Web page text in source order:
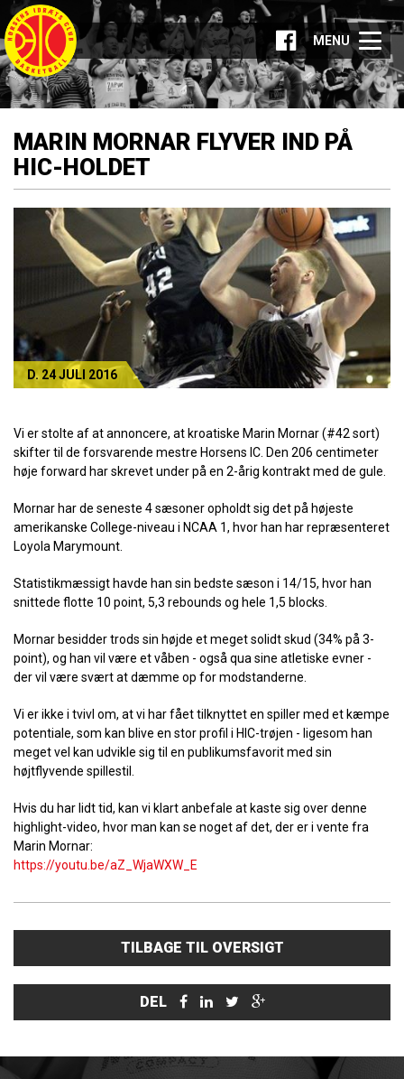
MENU
MARIN MORNAR FLYVER IND PÅ
HIC-HOLDET
D. 24 JULI 2016
Vi er stolte af at annoncere, at kroatiske Marin Mornar (#42 sort)
skifter til de forsvarende mestre Horsens IC. Den 206 centimeter
høje forward har skrevet under på en 2-årig kontrakt med de gule.
Mornar har de seneste 4 sæsoner opholdt sig det på højeste
amerikanske College-niveau i NCAA 1, hvor han har repræsenteret
Loyola Marymount.
Statistikmæssigt havde han sin bedste sæson i 14/15, hvor han
snittede flotte 10 point, 5,3 rebounds og hele 1,5 blocks.
Mornar besidder trods sin højde et meget solidt skud (34% på 3-
point), og han vil være et våben - også qua sine atletiske evner -
der vil være svært at dæmme op for modstanderne.
Vi er ikke i tvivl om, at vi har fået tilknyttet en spiller med et kæmpe
potentiale, som kan blive en stor profil i HIC-trøjen - ligesom han
meget vel kan udvikle sig til en publikumsfavorit med sin
højtflyvende spillestil.
Hvis du har lidt tid, kan vi klart anbefale at kaste sig over denne
highlight-video, hvor man kan se noget af det, der er i vente fra
Marin Mornar:
https://youtu.be/aZ_WjaWXW_E
TILBAGE TIL OVERSIGT
DEL